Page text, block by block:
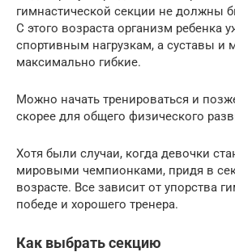
гимнастической секции не должны
С этого возраста организм ребенка
спортивным нагрузкам, а суставы
максимально гибкие.
Можно начать тренироваться и
скорее для общего физического
Хотя были случаи, когда девочки
мировыми чемпионками, придя в
возрасте. Все зависит от упорства
победе и хорошего тренера.
Как выбрать секцию